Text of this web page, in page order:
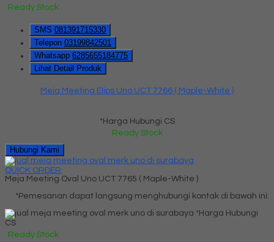
Ready Stock
SMS 081391715330
Telepon 03199842501
Whatsapp 6285655184775
Lihat Detail Produk
Meja Meeting Elips Uno UCT 7766 ( Maple-White )
*Harga Hubungi CS
Ready Stock
Hubungi Kami
QUICK ORDER
Meja Meeting Oval Uno UCT 7765 ( Maple-White )
*Pemesanan dapat langsung menghubungi kontak di bawah ini:
*Harga Hubungi
CS
Ready Stock